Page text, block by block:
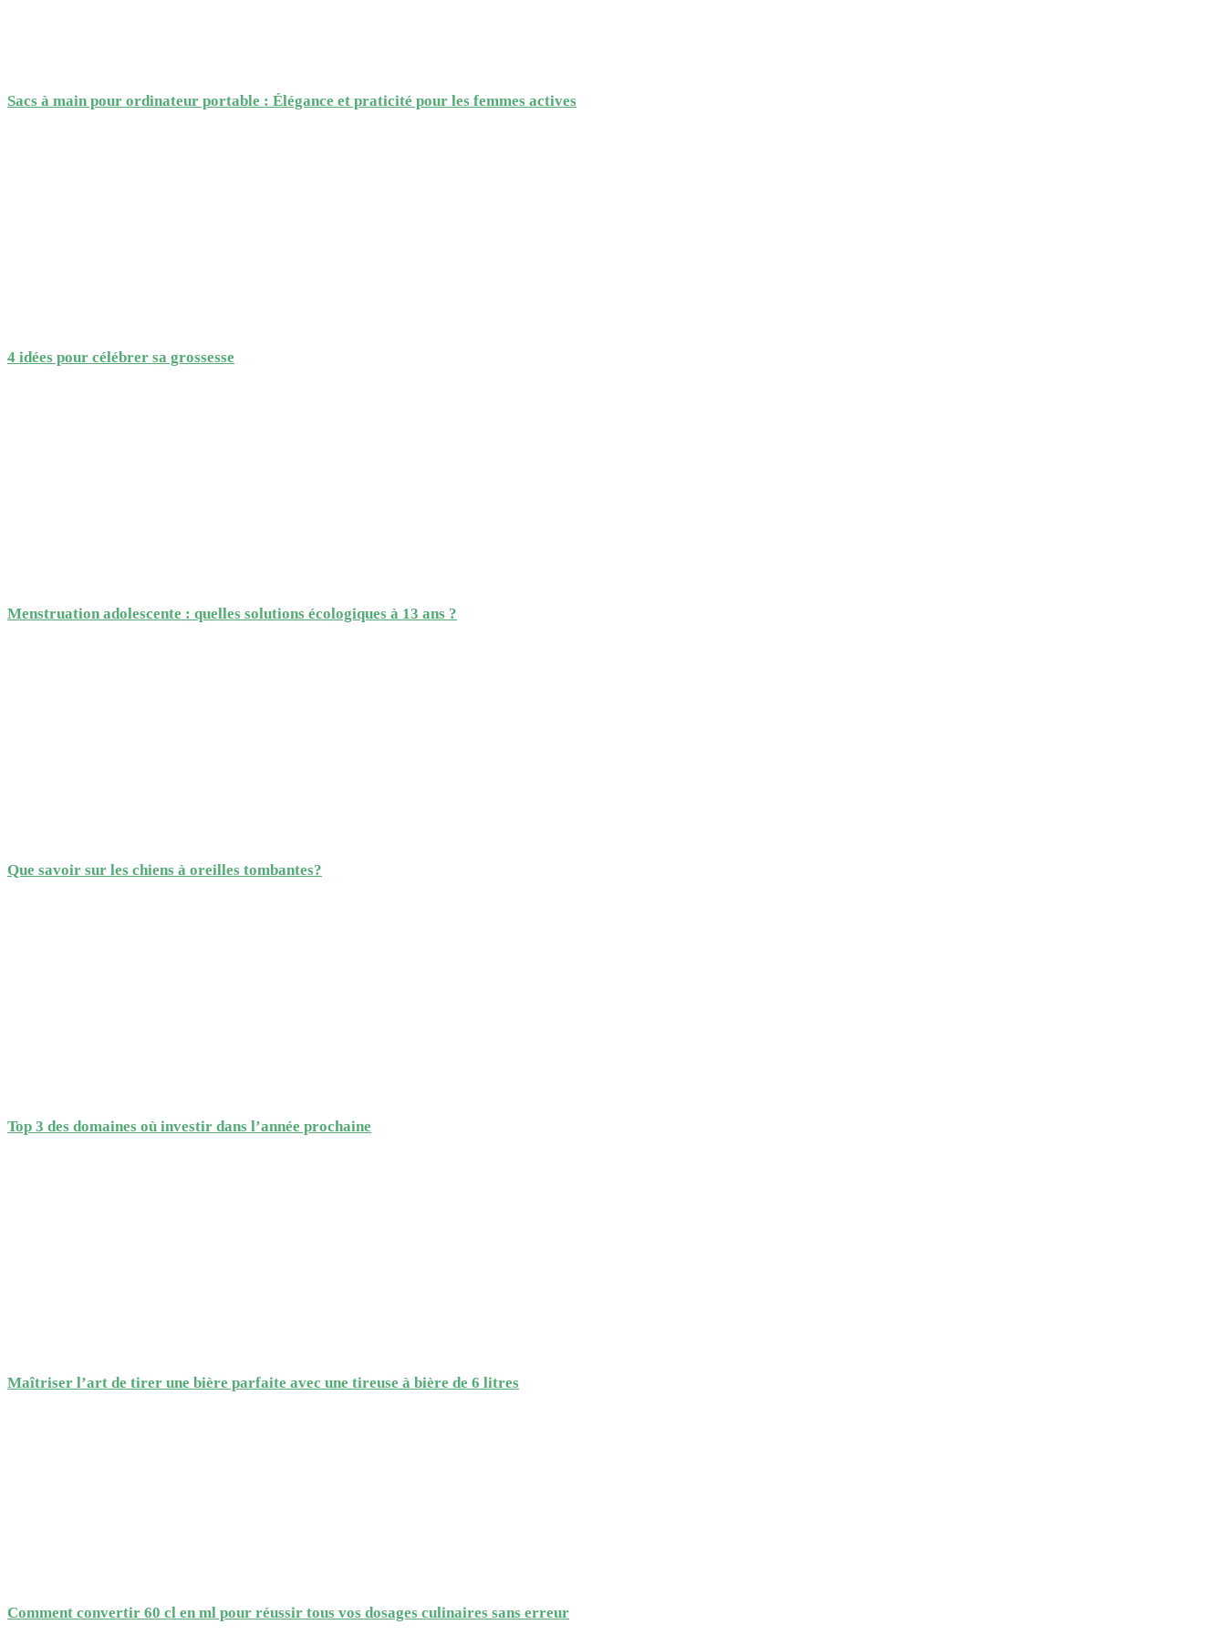
Sacs à main pour ordinateur portable : Élégance et praticité pour les femmes actives
4 idées pour célébrer sa grossesse
Menstruation adolescente : quelles solutions écologiques à 13 ans ?
Que savoir sur les chiens à oreilles tombantes?
Top 3 des domaines où investir dans l’année prochaine
Maîtriser l’art de tirer une bière parfaite avec une tireuse à bière de 6 litres
Comment convertir 60 cl en ml pour réussir tous vos dosages culinaires sans erreur